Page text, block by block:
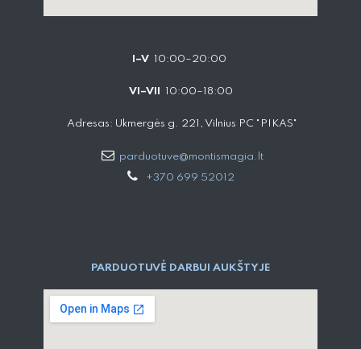
I–V 10:00–20:00
VI–VII 10:00–18:00
Adresas: Ukmergės g. 221, Vilnius PC "PIKAS"
parduotuve@montismagia.lt
+370 699 52012
PARDUOTUVĖ DARBUI AUKŠTYJE